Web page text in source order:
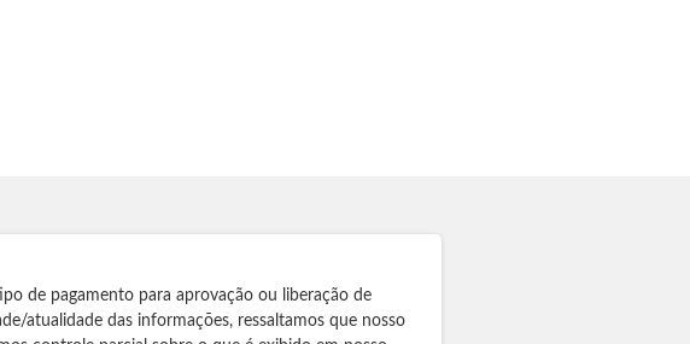
de pagamento para aprovação ou liberação de
atualidade das informações, ressaltamos que nosso